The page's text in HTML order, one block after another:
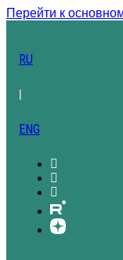
Перейти к
RU
ENG